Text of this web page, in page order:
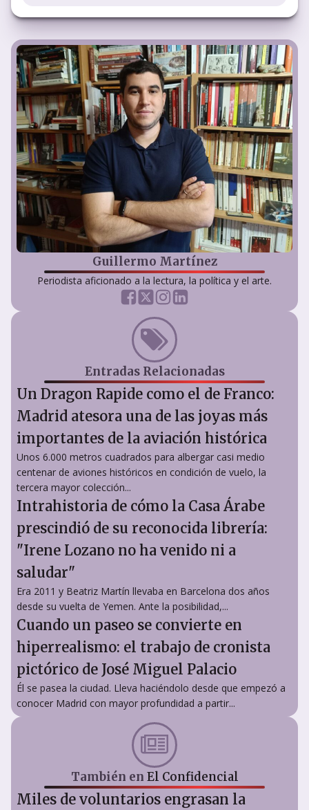
Guillermo Martínez
Periodista aficionado a la lectura, la política y el arte.
Entradas Relacionadas
Un Dragon Rapide como el de Franco:
Madrid atesora una de las joyas más
importantes de la aviación histórica
Unos 6.000 metros cuadrados para albergar casi medio
centenar de aviones históricos en condición de vuelo, la
tercera mayor colección...
Intrahistoria de cómo la Casa Árabe
prescindió de su reconocida librería:
"Irene Lozano no ha venido ni a
saludar"
Era 2011 y Beatriz Martín llevaba en Barcelona dos años
desde su vuelta de Yemen. Ante la posibilidad,...
Cuando un paseo se convierte en
hiperrealismo: el trabajo de cronista
pictórico de José Miguel Palacio
Él se pasea la ciudad. Lleva haciéndolo desde que empezó a
conocer Madrid con mayor profundidad a partir...
También en El Confidencial
Miles de voluntarios engrasan la